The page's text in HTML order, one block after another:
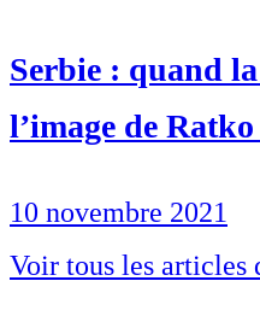
Serbie : quand
l’image de
10 novembre 2021
Voir tous les articles